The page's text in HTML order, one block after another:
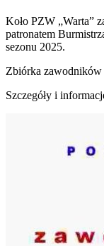
Koło PZW „Warta”
patronatem
sezonu 2025.
Zbiórka
Szczegóły i